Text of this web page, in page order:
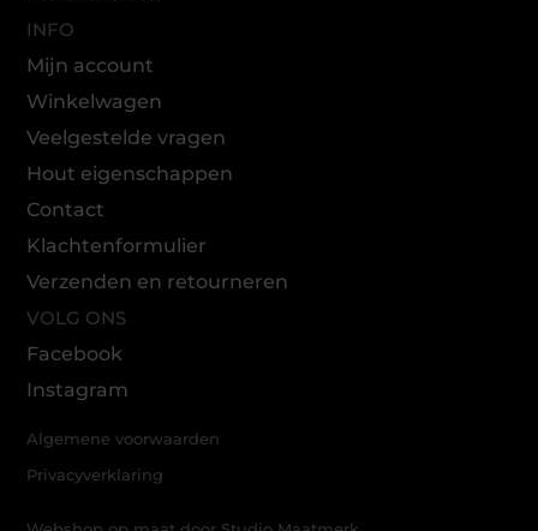
INFO
Mijn account
Winkelwagen
Veelgestelde vragen
Hout eigenschappen
Contact
Klachtenformulier
Verzenden en retourneren
VOLG ONS
Facebook
Instagram
Algemene voorwaarden
Privacyverklaring